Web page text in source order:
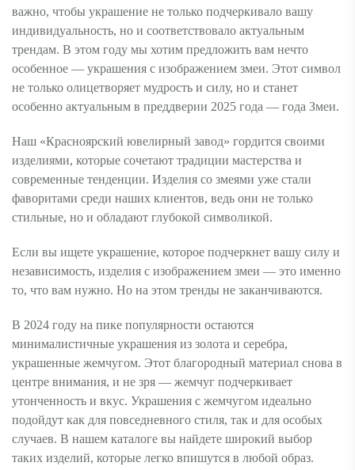
важно, чтобы украшение не только подчеркивало вашу
индивидуальность, но и соответствовало актуальным
трендам. В этом году мы хотим предложить вам нечто
особенное — украшения с изображением змеи. Этот символ
не только олицетворяет мудрость и силу, но и станет
особенно актуальным в преддверии 2025 года — года Змеи.
Наш «Красноярский ювелирный завод» гордится своими
изделиями, которые сочетают традиции мастерства и
современные тенденции. Изделия со змеями уже стали
фаворитами среди наших клиентов, ведь они не только
стильные, но и обладают глубокой символикой.
Если вы ищете украшение, которое подчеркнет вашу силу и
независимость, изделия с изображением змеи — это именно
то, что вам нужно. Но на этом тренды не заканчиваются.
В 2024 году на пике популярности остаются
минималистичные украшения из золота и серебра,
украшенные жемчугом. Этот благородный материал снова в
центре внимания, и не зря — жемчуг подчеркивает
утонченность и вкус. Украшения с жемчугом идеально
подойдут как для повседневного стиля, так и для особых
случаев. В нашем каталоге вы найдете широкий выбор
таких изделий, которые легко впишутся в любой образ.